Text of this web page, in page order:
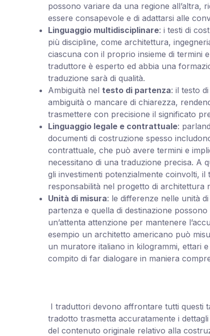
possono variare da una regione all’altra,
essere consapevole e di adattarsi alle
Linguaggio multidisciplinare: i testi di
più discipline, come architettura,
ciascuna con il proprio insieme di termini
traduttore è esperto ed abbia una
traduzione sarà di qualità.
Ambiguità nel testo di partenza: il testo
ambiguità o mancare di chiarezza,
trasmettere con precisione il significato
Linguaggio legale e contrattuale:
documenti di costruzione spesso
contrattuale, che può avere termini e
necessitano di una traduzione precisa. A
gli investimenti potenzialmente coinvolti, il
responsabilità nel progetto di architettura
Unità di misura: le differenze nelle unità
partenza e quella di destinazione
un’attenta attenzione per mantenere
esempio un architetto americano può
un muratore italiano in kilogrammi, ettari
compito di far dialogare in maniera
I traduttori devono affrontare tutti questi
tradotto trasmetta accuratamente i
del contenuto originale relativo alla